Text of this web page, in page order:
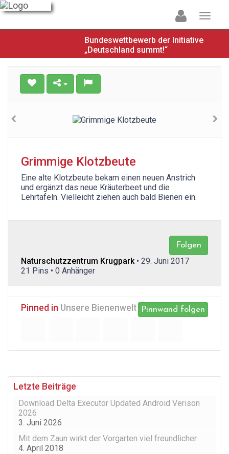
Bundeswettbewerb der Initiative
„Deutschland summt!“
Grimmige Klotzbeute
Eine alte Klotzbeute bekam einen neuen Anstrich
und ergänzt das neue Kräuterbeet und die
Lehrtafeln. Vielleicht ziehen auch bald Bienen ein.
Folgen
Naturschutzzentrum Krugpark • 29. Juni 2017
21 Pins • 0 Anhänger
Pinnwand folgen
Pinned in Unsere Bienenwelt
Letzte Beiträge
Download Delta Executor Updated Android Verison
2026
3. Juni 2026
Mit dem Zaun wirkt der Vorgarten viel freundlicher
4. April 2018